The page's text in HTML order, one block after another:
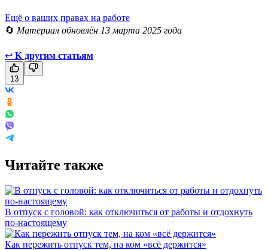
Ещё о ваших правах на работе
🔄 Материал обновлён 13 марта 2025 года
↩ К другим статьям
13
Читайте также
В отпуск с головой: как отключиться от работы и отдохнуть
по-настоящему
Как пережить отпуск тем, на ком «всё держится»